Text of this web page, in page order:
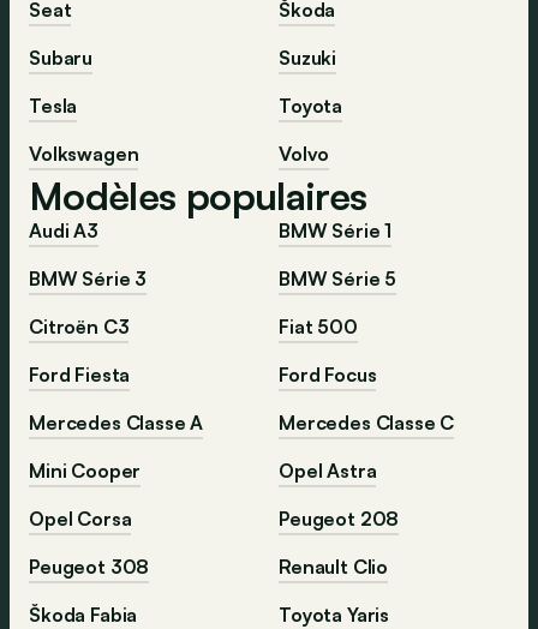
Seat
Škoda
Subaru
Suzuki
Tesla
Toyota
Volkswagen
Volvo
Modèles populaires
Audi A3
BMW Série 1
BMW Série 3
BMW Série 5
Citroën C3
Fiat 500
Ford Fiesta
Ford Focus
Mercedes Classe A
Mercedes Classe C
Mini Cooper
Opel Astra
Opel Corsa
Peugeot 208
Peugeot 308
Renault Clio
Škoda Fabia
Toyota Yaris